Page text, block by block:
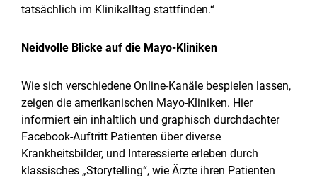
tatsächlich im Klinikalltag stattfinden.“
Neidvolle Blicke auf die Mayo-Kliniken
Wie sich verschiedene Online-Kanäle bespielen lassen,
zeigen die amerikanischen Mayo-Kliniken. Hier
informiert ein inhaltlich und graphisch durchdachter
Facebook-Auftritt Patienten über diverse
Krankheitsbilder, und Interessierte erleben durch
klassisches „Storytelling“, wie Ärzte ihren Patienten